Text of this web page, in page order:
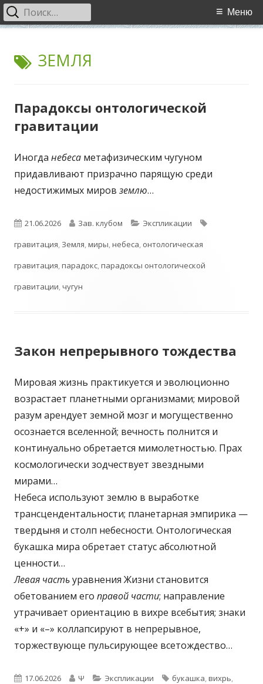
содержимому
Основное
Меню
Найти:
МЕТКА:
ЗЕМЛЯ
Парадоксы онтологической
гравитации
Иногда небеса метафизическим чугуном
придавливают призрачно парящую среди
недостижимых миров землю…
Опубликовано
21.06.2026 Автор
Зав. клубом Рубрики
Экспликации
гравитация, Земля,миры,небеса, онтологическая
гравитация,парадокс,парадоксы онтологической
гравитации,чугун
Закон непрерывного тождества
Мировая жизнь практикуется и эволюционно
возрастает планетными организмами; мировой
разум арендует земной мозг и могущественно
осознается вселенной; вечность полнится и
континуально обретается мимолетностью. Прах
космологически зодчествует звездными
мирами…
Небеса используют землю в выработке
трансцендентальности; планетарная эмпирика —
твердыня и столп небесности. Онтологическая
букашка мира обретает статус абсолютной
ценности…
Левая частьуравнения Жизни становится
обетованием его правой части; направление
утрачивает ориентацию в вихре всебытия; знаки
«+» и «–» коллапсируют в непрерывное,
торжествующе пульсирующее всетождество…
Опубликовано
17.06.2026 Автор
Ψ Рубрики
Экспликации Метки
букашка,вихрь,